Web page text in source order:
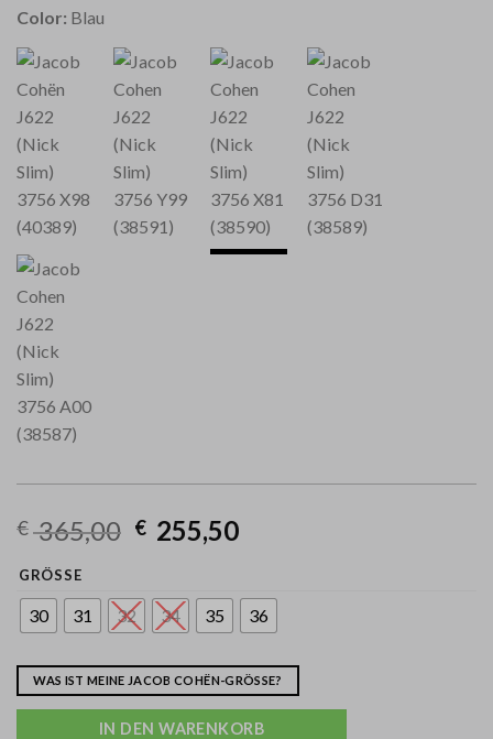
Color: Blau
€365,00 € 255,50
GRÖSSE
30 31 32 34 35 36
WAS IST MEINE JACOB COHËN-GRÖSSE?
IN DEN WARENKORB